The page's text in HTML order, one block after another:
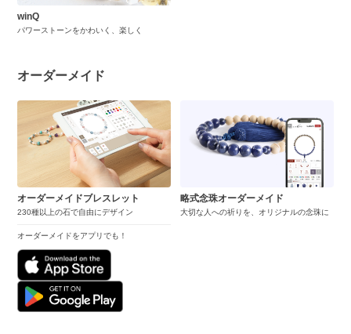
winQ
パワーストーンをかわいく、楽しく
オーダーメイド
オーダーメイドブレスレット
230種以上の石で自由にデザイン
オーダーメイドをアプリでも！
略式念珠オーダーメイド
大切な人への祈りを、オリジナルの念珠に